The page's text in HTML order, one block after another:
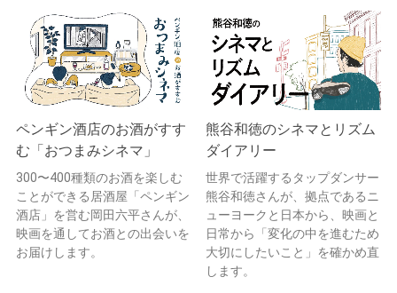
ペンギン酒店のお酒がすす
む「おつまみシネマ」
300〜400種類のお酒を楽しむ
ことができる居酒屋「ペンギン
酒店」を営む岡田六平さんが、
映画を通してお酒との出会いを
お届けします。
熊谷和徳のシネマとリズム
ダイアリー
世界で活躍するタップダンサー
熊谷和徳さんが、拠点であるニ
ューヨークと日本から、映画と
日常から「変化の中を進むため
大切にしたいこと」を確かめ直
します。